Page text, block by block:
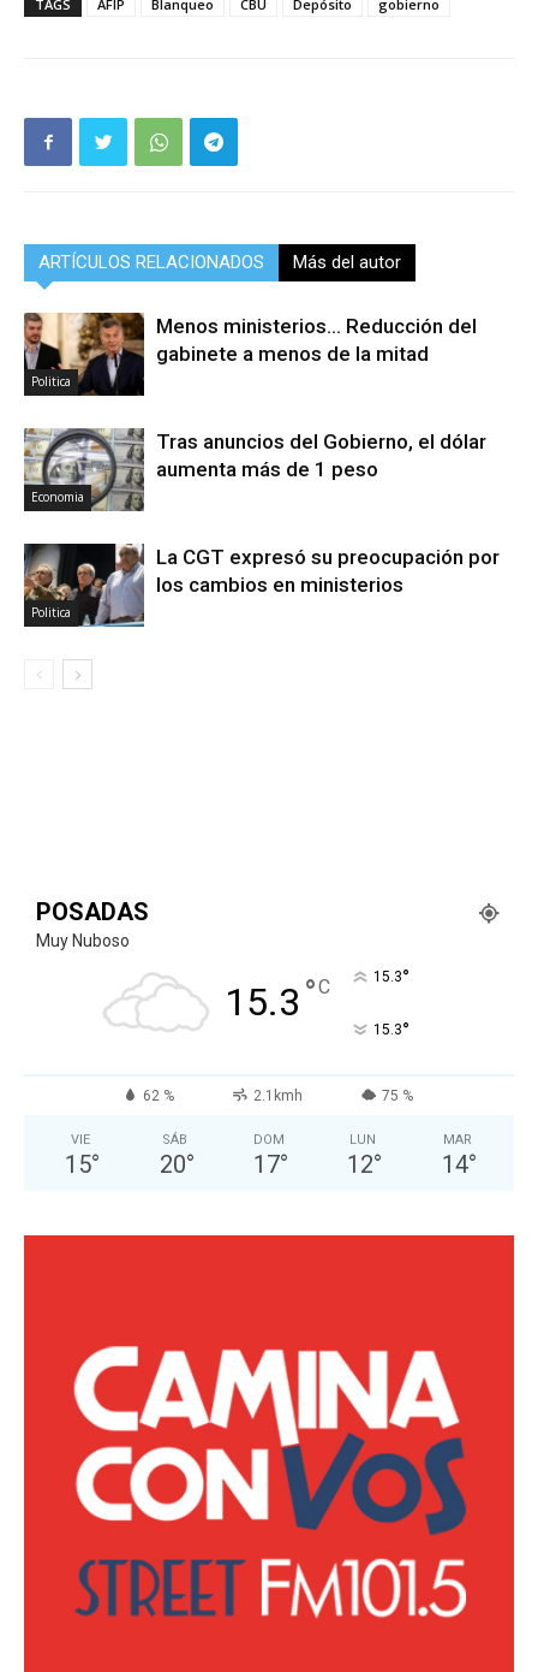
TAGS AFIP Blanqueo CBU Depósito gobierno
ARTÍCULOS RELACIONADOS Más del autor
Politica
Menos ministerios… Reducción del
gabinete a menos de la mitad
Economia
Tras anuncios del Gobierno, el dólar
aumenta más de 1 peso
Politica
La CGT expresó su preocupación por
los cambios en ministerios
POSADAS
Muy Nuboso
15.3 °C 15.3°
15.3°
62 % 2.1kmh 75 %
VIE
15°
SÁB
20°
DOM
17°
LUN
12°
MAR
14°